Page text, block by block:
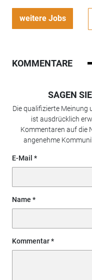
weitere Jobs
KOMMENTARE
SAGEN
Die qualifizierte Meinung
ist ausdrücklich
Kommentaren auf die
angenehme
E-Mail
Name
Kommentar